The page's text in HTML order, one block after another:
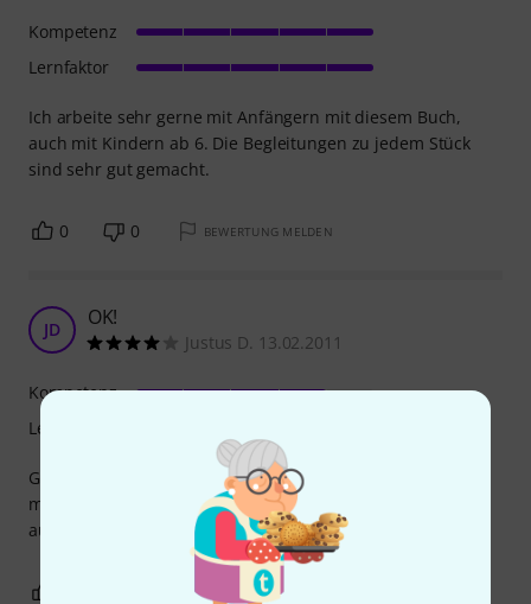
Ich arbeite sehr gerne mit Anfängern mit diesem Buch,
auch mit Kindern ab 6. Die Begleitungen zu jedem Stück
sind sehr gut gemacht.
Kompetenz
Lernfaktor
0 0 BEWERTUNG MELDEN
JD OK!
Justus D. 13.02.2011
Gutes Fachbuch für Anfänger die schon ne weile Musik
machen aber noch nie Klavier gespiel haben! Werde mir
auch den Folgeband holen.
Kompetenz
Lernfaktor
BEWERTUNG MELDEN